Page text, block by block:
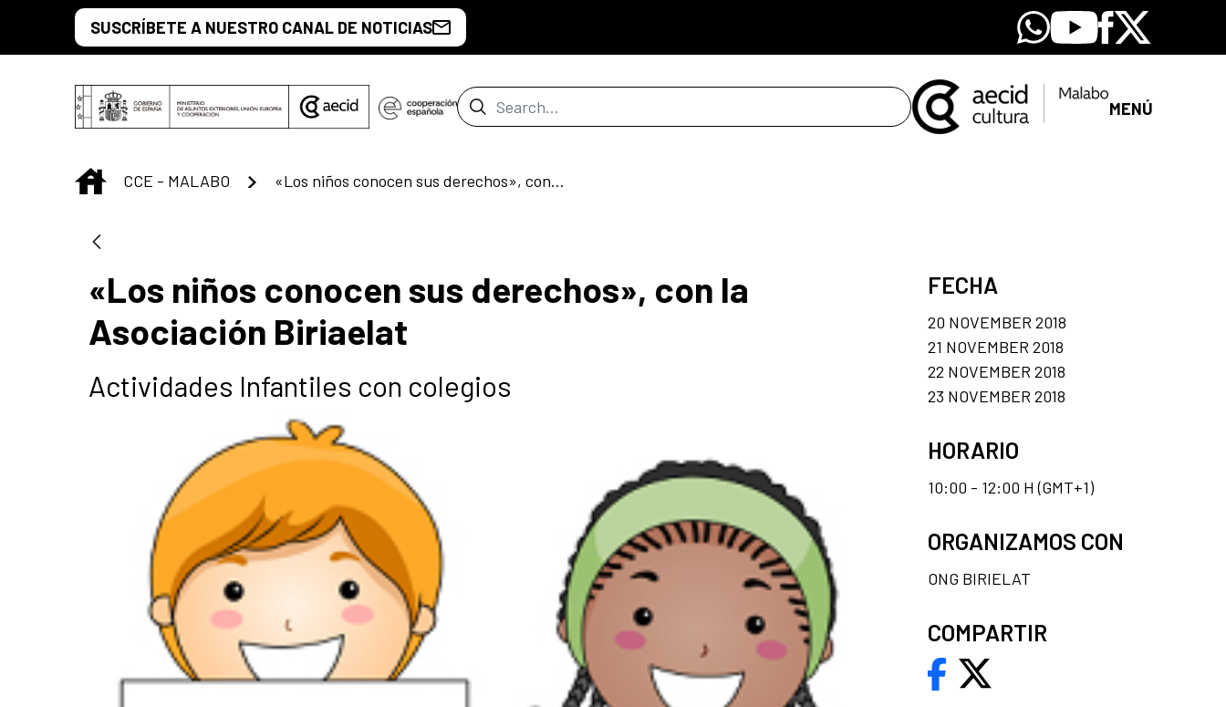
Skip to Main ContentSUSCRÍBETE A NUESTRO CANAL DE NOTICIAS Whatsapp
YoutubeFacebook
X
Search Bar MENÚ
INICIO
CCE - MALABO «Los niños conocen sus derechos», con la Asociación Biriaelat
«Los niños conocen sus derechos», con la
Asociación Biriaelat
Actividades Infantiles con colegios
FECHA
20 NOVEMBER 2018
21 NOVEMBER 2018
22 NOVEMBER 2018
23 NOVEMBER 2018
HORARIO
10:00 - 12:00 H (GMT+1)
ORGANIZAMOS CON
ONG BIRIELAT
COMPARTIR